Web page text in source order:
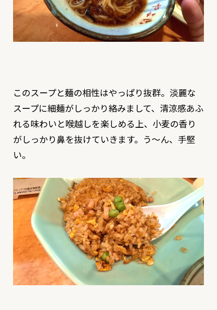
このスープと麺の相性はやっぱり抜群。淡麗な
スープに細麺がしっかり絡みまして、清涼感あふ
れる味わいと喉越しを楽しめる上、小麦の香り
がしっかり鼻を抜けていきます。う〜ん、手堅
い。